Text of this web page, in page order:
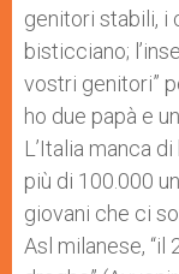
genitori stabili, i
bisticciano;
vostri genitori”
ho due papà e
L’Italia manca
più di 100.000
giovani che ci
Asl milanese, “il